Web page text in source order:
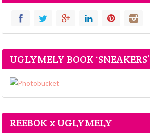
UGLYMELY BOOK ‘SNEAKERS’
REEBOK x UGLYMELY